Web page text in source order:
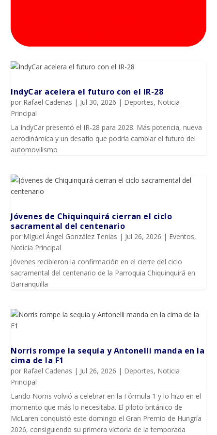
IndyCar acelera el futuro con el IR-28
por Rafael Cadenas | Jul 30, 2026 | Deportes, Noticia
Principal
La IndyCar presentó el IR-28 para 2028. Más potencia, nueva
aerodinámica y un desafío que podría cambiar el futuro del
automovilismo
Jóvenes de Chiquinquirá cierran el ciclo
sacramental del centenario
por Miguel Ángel González Tenias | Jul 26, 2026 | Eventos,
Noticia Principal
Jóvenes recibieron la confirmación en el cierre del ciclo
sacramental del centenario de la Parroquia Chiquinquirá en
Barranquilla
Norris rompe la sequía y Antonelli manda en la
cima de la F1
por Rafael Cadenas | Jul 26, 2026 | Deportes, Noticia
Principal
Lando Norris volvió a celebrar en la Fórmula 1 y lo hizo en el
momento que más lo necesitaba. El piloto británico de
McLaren conquistó este domingo el Gran Premio de Hungría
2026, consiguiendo su primera victoria de la temporada